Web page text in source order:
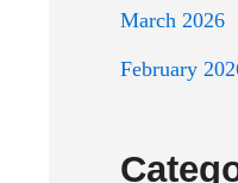
March 2026
February